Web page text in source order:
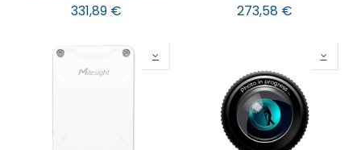
331,89 € 273,58€